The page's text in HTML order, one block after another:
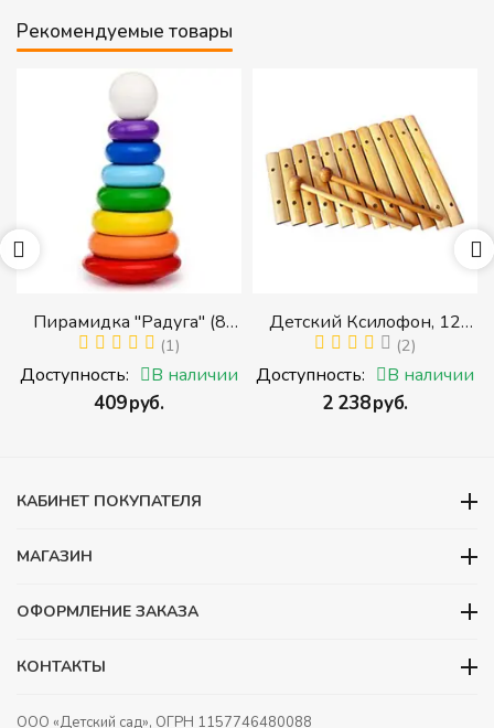
Рекомендуемые товары
Пирамидка "Радуга" (8
деталей) (Пирамидка
среднего размера)
(1)
Доступность: В наличии
‍409‍руб.
Детский Ксилофон, 12
тонов (2)
Доступность: В наличии
‍2 238‍руб.
КАБИНЕТ ПОКУПАТЕЛЯ
МАГАЗИН
ОФОРМЛЕНИЕ ЗАКАЗА
КОНТАКТЫ
ООО «Детский сад», ОГРН 1157746480088